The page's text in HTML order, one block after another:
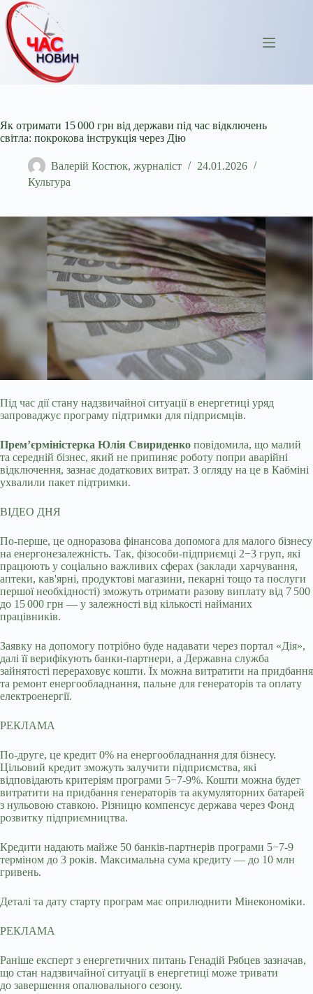
Перейти
до
вмісту
Як отримати 15 000 грн від держави під час відключень
світла: покрокова інструкція через Дію
Валерій Костюк, журналіст
24.01.2026
Культура
Під час дії стану надзвичайної ситуації в енергетиці уряд
запроваджує програму підтримки для підприємців.
Прем’єрміністерка Юлія Свириденко повідомила, що малий
та середній бізнес, який не припиняє роботу попри аварійні
відключення, зазнає додаткових витрат. З огляду на це в Кабміні
ухвалили пакет підтримки.
ВІДЕО ДНЯ
По-перше, це одноразова фінансова допомога для малого бізнесу
на енергонезалежність. Так, фізособи-підприємці 2−3 груп, які
працюють у соціально важливих сферах (заклади харчування,
аптеки, кав'ярні, продуктові магазини, пекарні тощо та послуги
першої необхідності) зможуть отримати разову виплату від 7 500
до 15 000 грн — у залежності від кількості найманих
працівників.
Заявку на допомогу потрібно буде надавати через портал «Дія»,
далі її верифікують банки-партнери, а Державна служба
зайнятості перераховує кошти. Їх можна витратити на придбання
та ремонт енергообладнання, пальне для генераторів та оплату
електроенергії.
РЕКЛАМА
По-друге, це кредит 0% на енергообладнання для бізнесу.
Цільовий кредит зможуть залучити підприємства, які
відповідають критеріям програми 5−7-9%. Кошти можна будет
витратити на придбання генераторів та акумуляторних батарей
з нульовою ставкою. Різницю компенсує держава через Фонд
розвитку підприємництва.
Кредити надають майже 50 банків-партнерів програми 5−7-9
терміном до 3 років. Максимальна сума кредиту — до 10 млн
гривень.
Деталі та дату старту програм має оприлюднити Мінекономіки.
РЕКЛАМА
Раніше експерт з енергетичних питань Генадій Рябцев зазначав,
що стан надзвичайної ситуації в енергетиці може тривати
до завершення опалювального сезону.